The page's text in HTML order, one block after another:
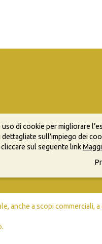
anche a scopi commerciali,
uso di cookie per migliorare
sull’impiego dei
sul seguente link